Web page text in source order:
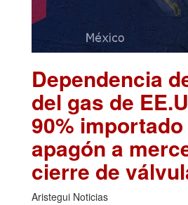
Dependencia
del gas de
90%
apagón a
cierre de
Aristegui Noticias